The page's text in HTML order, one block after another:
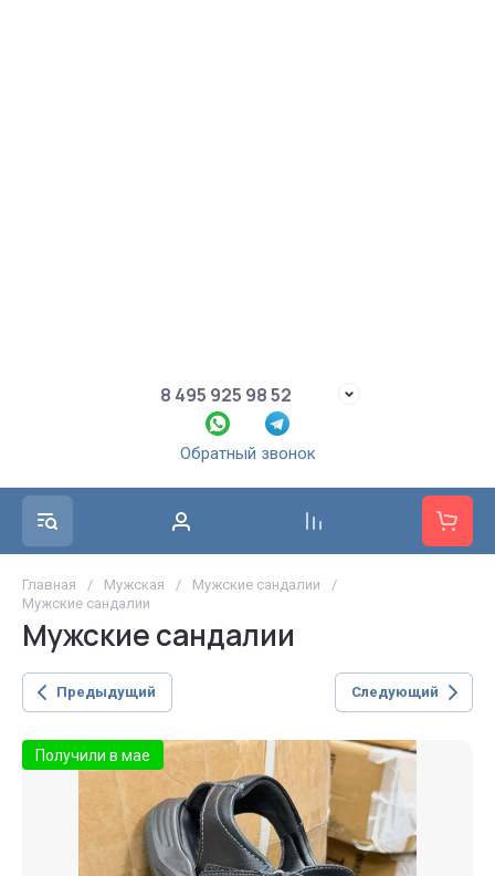
8 495 925 98 52
Обратный звонок
Главная / Мужская / Мужские сандалии
/
Мужские сандалии
Мужские сандалии
Предыдущий Следующий
Получили в мае